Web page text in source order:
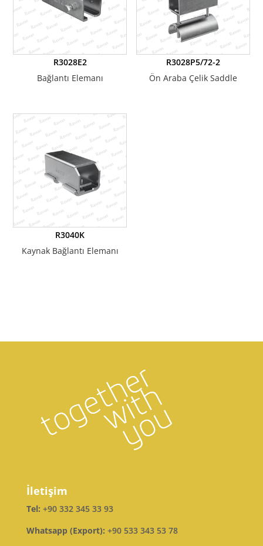
R3028E2
Bağlantı Elemanı
R3028P5/72-2
Ön Araba Çelik Saddle
R3040K
Kaynak Bağlantı Elemanı
İletişim
Tel: +90 332 345 33 93
Whatsapp (Export): +90 533 343 53 78